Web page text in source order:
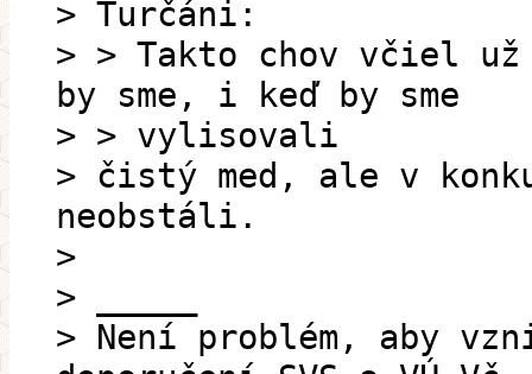
> Turčáni:
> > Takto chov včiel
by sme, i keď by sme
> > vylisovali
> čistý med, ale v
neobstáli.
>
> _____
> Není problém, aby